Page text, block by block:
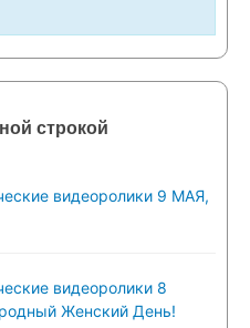
строкой
видеоролики 9 МАЯ,
видеоролики 8
Женский День!